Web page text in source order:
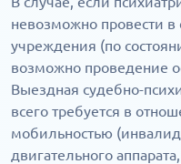
невозможно провести в
учреждения (по
возможно проведение
Выездная судебно-
всего требуется в
мобильностью
двигательного